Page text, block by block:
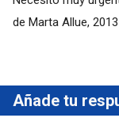
de Marta Allue, 2013
Añade tu